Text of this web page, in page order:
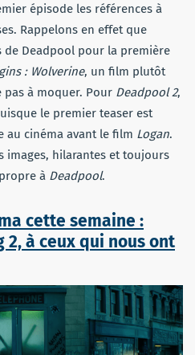
épisode les références à
Rappelons en effet que
de Deadpool pour la première
: Wolverine, un film plutôt
pas à moquer. Pour Deadpool 2,
le premier teaser est
au cinéma avant le film Logan.
images, hilarantes et toujours
à Deadpool.
cette semaine :
2, à ceux qui nous ont